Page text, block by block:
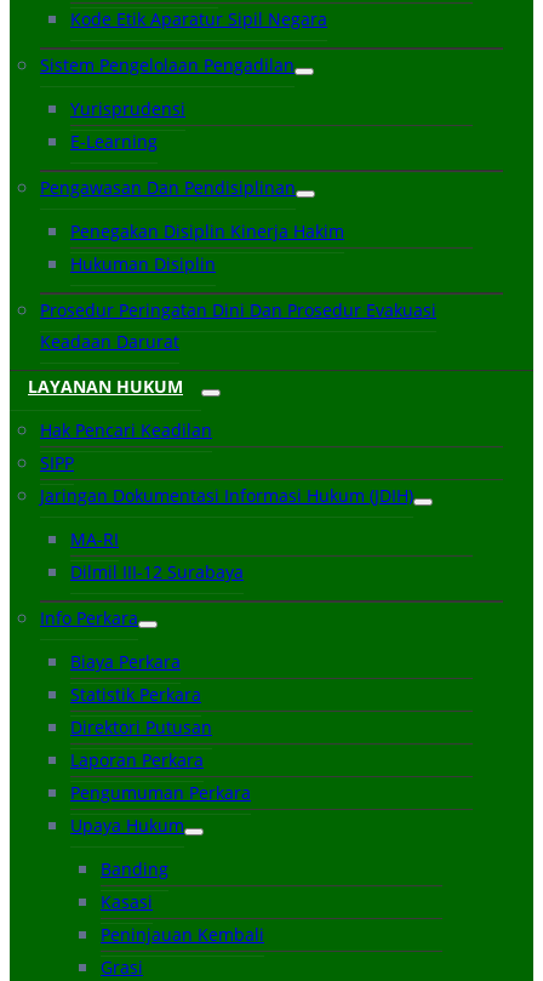
Kode Etik Aparatur Sipil Negara
Sistem Pengelolaan Pengadilan
Yurisprudensi
E-Learning
Pengawasan Dan Pendisiplinan
Penegakan Disiplin Kinerja Hakim
Hukuman Disiplin
Prosedur Peringatan Dini Dan Prosedur Evakuasi
Keadaan Darurat
LAYANAN HUKUM
Hak Pencari Keadilan
SIPP
Jaringan Dokumentasi Informasi Hukum (JDIH)
MA-RI
Dilmil III-12 Surabaya
Info Perkara
Biaya Perkara
Statistik Perkara
Direktori Putusan
Laporan Perkara
Pengumuman Perkara
Upaya Hukum
Banding
Kasasi
Peninjauan Kembali
Grasi